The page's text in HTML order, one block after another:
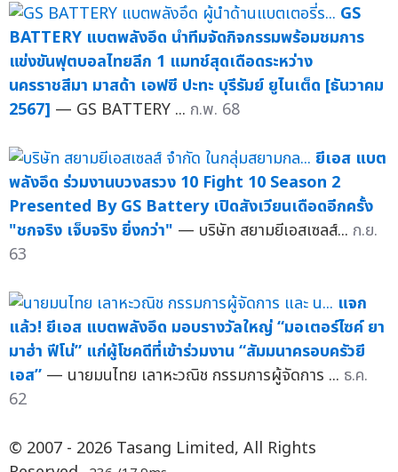
GS
BATTERY แบตพลังอึด นำทีมจัดกิจกรรมพร้อมชมการ
แข่งขันฟุตบอลไทยลีก 1 แมทช์สุดเดือดระหว่าง
นครราชสีมา มาสด้า เอฟซี ปะทะ บุรีรัมย์ ยูไนเต็ด [ธันวาคม
2567] — GS BATTERY ... ก.พ. 68
ยีเอส แบต
พลังอึด ร่วมงานบวงสรวง 10 Fight 10 Season 2
Presented By GS Battery เปิดสังเวียนเดือดอีกครั้ง
"ชกจริง เจ็บจริง ยิ่งกว่า" — บริษัท สยามยีเอสเซลส์... ก.ย.
63
แจก
แล้ว! ยีเอส แบตพลังอึด มอบรางวัลใหญ่ “มอเตอร์ไซค์ ยา
มาฮ่า ฟีโน่” แก่ผู้โชคดีที่เข้าร่วมงาน “สัมมนาครอบครัวยี
เอส” — นายมนไทย เลาหะวณิช กรรมการผู้จัดการ ... ธ.ค.
62
© 2007 - 2026 Tasang Limited, All Rights